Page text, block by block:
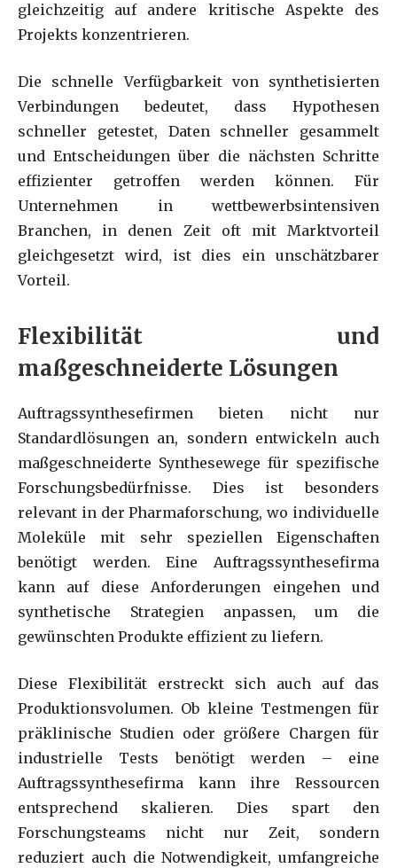
gleichzeitig auf andere kritische Aspekte des
Projekts konzentrieren.
Die schnelle Verfügbarkeit von synthetisierten
Verbindungen bedeutet, dass Hypothesen
schneller getestet, Daten schneller gesammelt
und Entscheidungen über die nächsten Schritte
effizienter getroffen werden können. Für
Unternehmen in wettbewerbsintensiven
Branchen, in denen Zeit oft mit Marktvorteil
gleichgesetzt wird, ist dies ein unschätzbarer
Vorteil.
Flexibilität und
maßgeschneiderte Lösungen
Auftragssynthesefirmen bieten nicht nur
Standardlösungen an, sondern entwickeln auch
maßgeschneiderte Synthesewege für spezifische
Forschungsbedürfnisse. Dies ist besonders
relevant in der Pharmaforschung, wo individuelle
Moleküle mit sehr speziellen Eigenschaften
benötigt werden. Eine Auftragssynthesefirma
kann auf diese Anforderungen eingehen und
synthetische Strategien anpassen, um die
gewünschten Produkte effizient zu liefern.
Diese Flexibilität erstreckt sich auch auf das
Produktionsvolumen. Ob kleine Testmengen für
präklinische Studien oder größere Chargen für
industrielle Tests benötigt werden – eine
Auftragssynthesefirma kann ihre Ressourcen
entsprechend skalieren. Dies spart den
Forschungsteams nicht nur Zeit, sondern
reduziert auch die Notwendigkeit, umfangreiche